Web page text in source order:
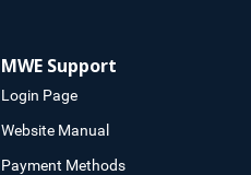
MWE Support
Login Page
Website Manual
Payment Methods